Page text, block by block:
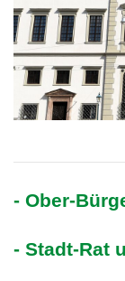
- Ober-
- Stadt-Rat